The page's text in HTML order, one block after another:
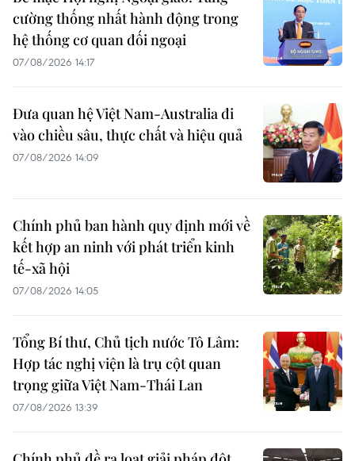
cường thống nhất hành động trong
hệ thống cơ quan đối ngoại
07/08/2026 14:17
Đưa quan hệ Việt Nam-Australia đi
vào chiều sâu, thực chất và hiệu quả
07/08/2026 14:09
Chính phủ ban hành quy định mới về
kết hợp an ninh với phát triển kinh
tế-xã hội
07/08/2026 14:05
Tổng Bí thư, Chủ tịch nước Tô Lâm:
Hợp tác nghị viện là trụ cột quan
trọng giữa Việt Nam-Thái Lan
07/08/2026 13:39